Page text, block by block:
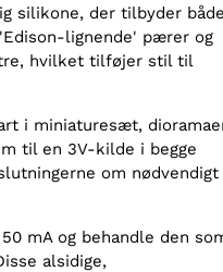
silikone, der tilbyder både
lignende' pærer og
hvilket tilføjer stil til
i miniaturesæt,
til en 3V-kilde i begge
om nødvendigt
mA og behandle den
alsidige,